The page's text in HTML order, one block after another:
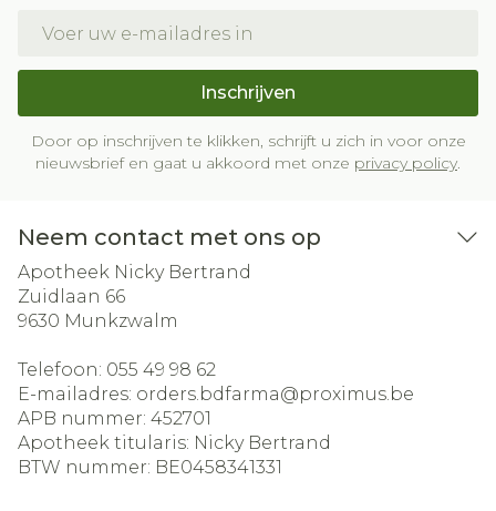
Inschrijven
Door op inschrijven te klikken, schrijft u zich in voor onze
nieuwsbrief en gaat u akkoord met onze privacy policy.
Neem contact met ons op
Apotheek Nicky Bertrand
Zuidlaan 66
9630 Munkzwalm
Telefoon: 055 49 98 62
E-mailadres: orders.bdfarma@proximus.be
APB nummer: 452701
Apotheek titularis: Nicky Bertrand
BTW nummer: BE0458341331